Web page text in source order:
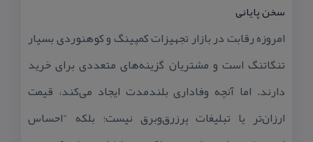
سخن پایانی
امروزه رقابت در بازار تجهیزات كمپینگ و كوهنوردی بسیار
تنگاتنگ است و مشتریان گزینه‌های متعددی برای خرید
دارند. اما آنچه وفاداری بلندمدت ایجاد می‌كند، قیمت
ارزان‌تر یا تبلیغات پرزرق‌وبرق نیست؛ بلكه "احساس